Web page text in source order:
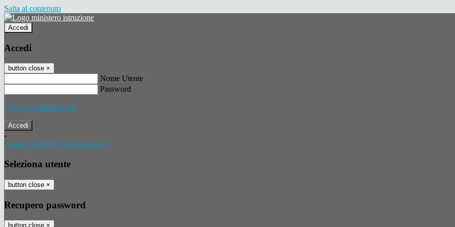
Salta al contenuto
Accedi
Accedi
button close ×
Nome Utente
Password
Password dimenticata?
-
Entra con SPID Entra con CIE
Seleziona utente
button close ×
Recupero password
button close ×